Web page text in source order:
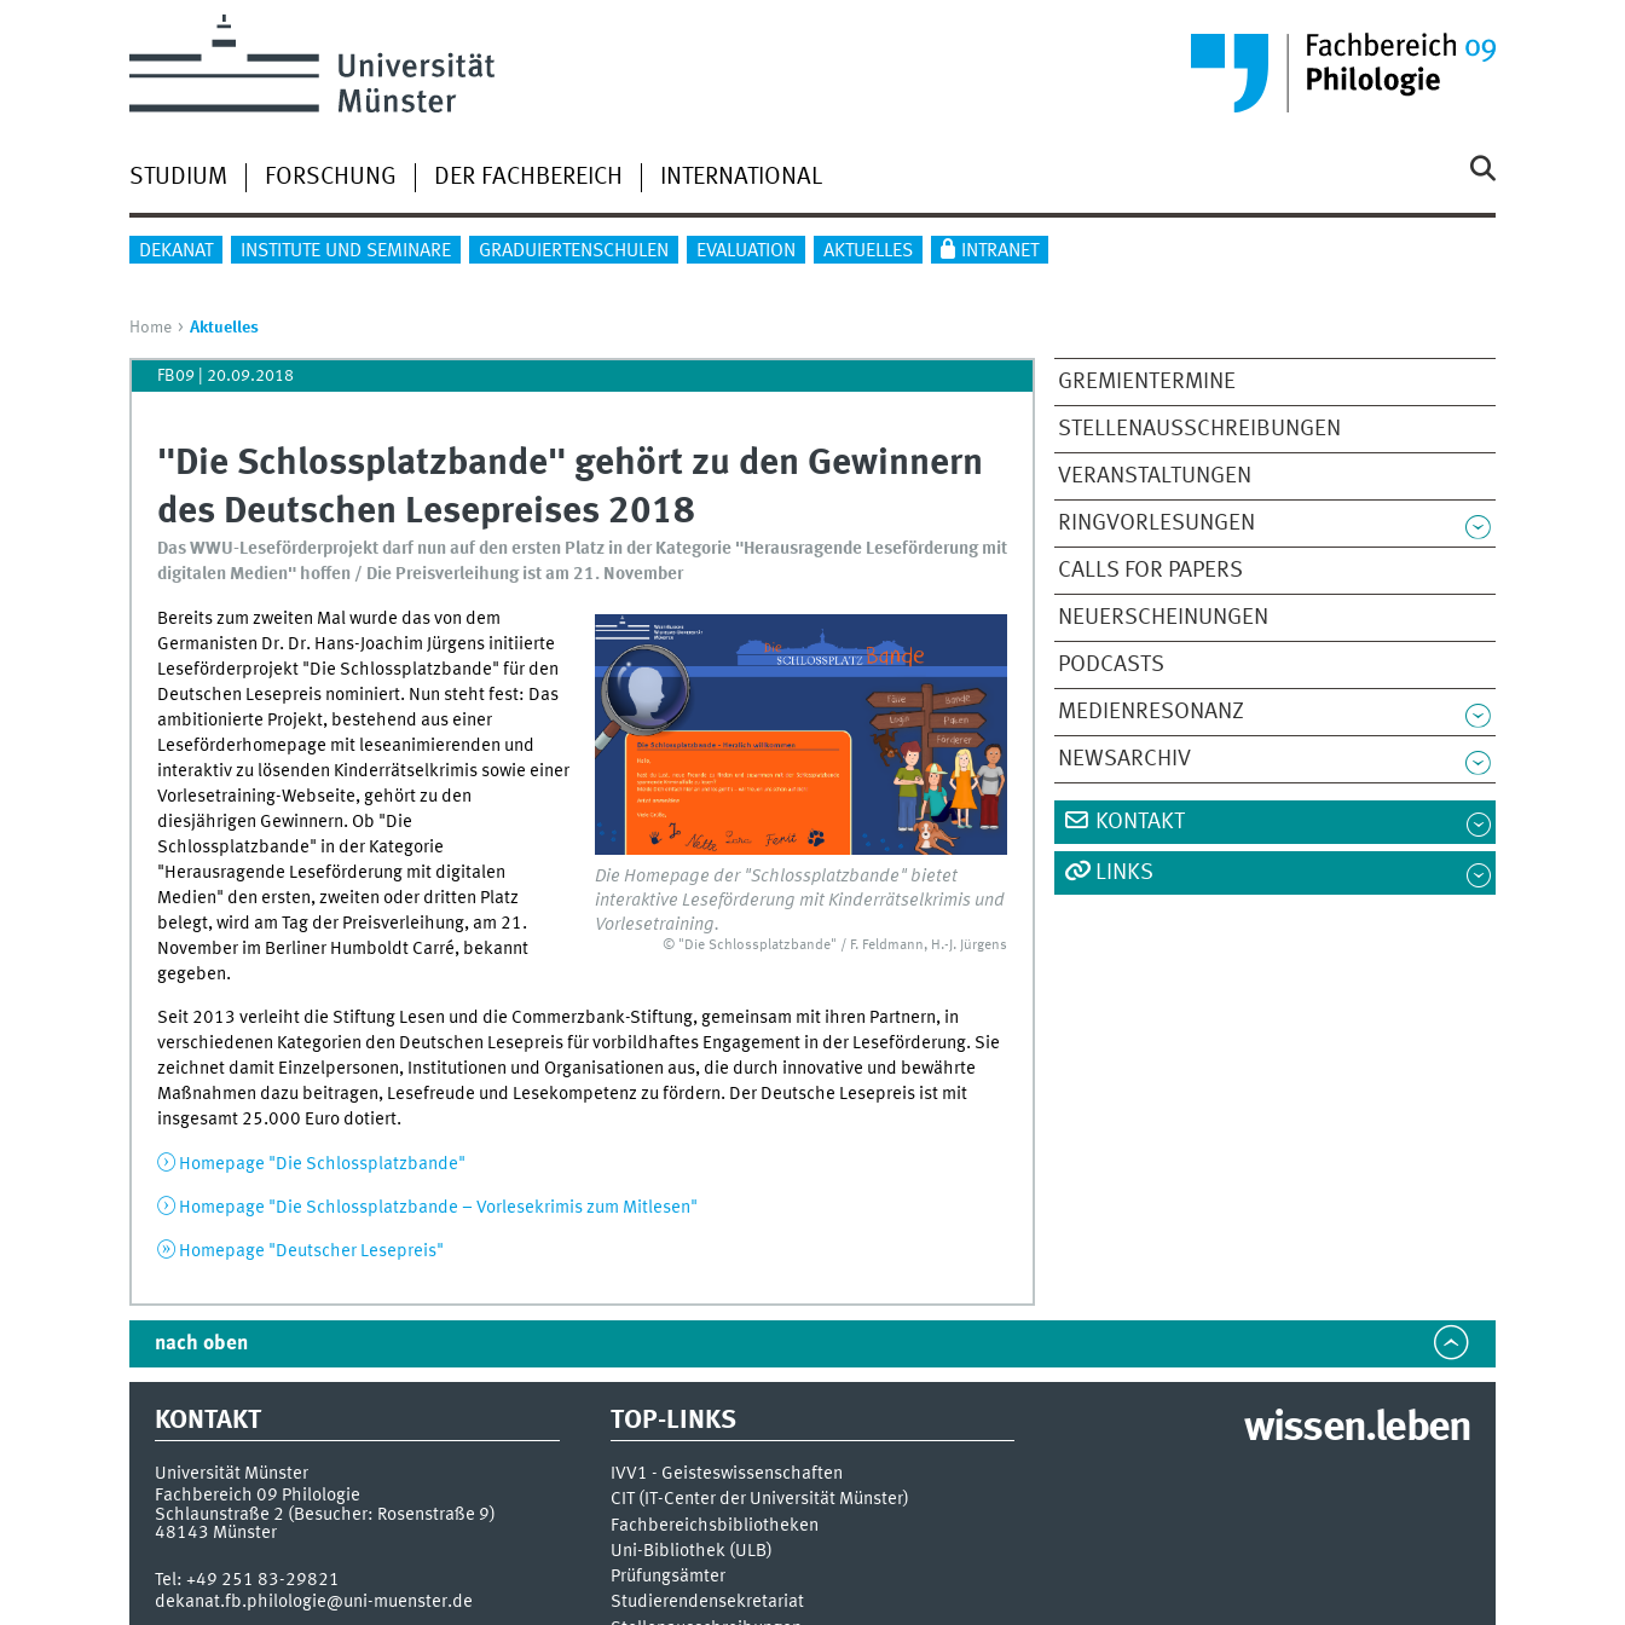
STUDIUM FORSCHUNG DER FACHBEREICH INTERNATIONAL
DEKANAT INSTITUTE UND SEMINARE GRADUIERTENSCHULEN EVALUATION AKTUELLES INTRANET
Home Aktuelles
GREMIENTERMINE
STELLENAUSSCHREIBUNGEN
VERANSTALTUNGEN
RINGVORLESUNGEN
CALLS FOR PAPERS
NEUERSCHEINUNGEN
PODCASTS
MEDIENRESONANZ
NEWSARCHIV
FB09| 20.09.2018
"Die Schlossplatzbande" gehört zu den Gewinnern
des Deutschen Lesepreises 2018
Das WWU-Leseförderprojekt darf nun auf den ersten Platz in der Kategorie "Herausragende Leseförderung mit
digitalen Medien" hoffen / Die Preisverleihung ist am 21. November
Die Homepage der "Schlossplatzbande" bietet
interaktive Leseförderung mit Kinderrätselkrimis und
Vorlesetraining.
© "Die Schlossplatzbande" / F. Feldmann, H.-J. Jürgens
Bereits zum zweiten Mal wurde das von dem
Germanisten Dr. Dr. Hans-Joachim Jürgens initiierte
Leseförderprojekt "Die Schlossplatzbande" für den
Deutschen Lesepreis nominiert. Nun steht fest: Das
ambitionierte Projekt, bestehend aus einer
Leseförderhomepage mit leseanimierenden und
interaktiv zu lösenden Kinderrätselkrimis sowie einer
Vorlesetraining-Webseite, gehört zu den
diesjährigen Gewinnern. Ob "Die
Schlossplatzbande" in der Kategorie
"Herausragende Leseförderung mit digitalen
Medien" den ersten, zweiten oder dritten Platz
belegt, wird am Tag der Preisverleihung, am 21.
November im Berliner Humboldt Carré, bekannt
gegeben.
Seit 2013 verleiht die Stiftung Lesen und die Commerzbank-Stiftung, gemeinsam mit ihren Partnern, in
verschiedenen Kategorien den Deutschen Lesepreis für vorbildhaftes Engagement in der Leseförderung. Sie
zeichnet damit Einzelpersonen, Institutionen und Organisationen aus, die durch innovative und bewährte
Maßnahmen dazu beitragen, Lesefreude und Lesekompetenz zu fördern. Der Deutsche Lesepreis ist mit
insgesamt 25.000 Euro dotiert.
Homepage "Die Schlossplatzbande"
Homepage "Die Schlossplatzbande – Vorlesekrimis zum Mitlesen"
Homepage "Deutscher Lesepreis"
KONTAKT
LINKS
nach oben
KONTAKT
Universität Münster
Fachbereich 09 Philologie
Schlaunstraße 2 (Besucher: Rosenstraße 9)
48143 Münster
Tel: +49 251 83-29821
dekanat.fb.philologie@uni-muenster.de
TOP-LINKS
IVV1 - Geisteswissenschaften
CIT (IT-Center der Universität Münster)
Fachbereichsbibliotheken
Uni-Bibliothek (ULB)
Prüfungsämter
Studierendensekretariat
wissen.leben